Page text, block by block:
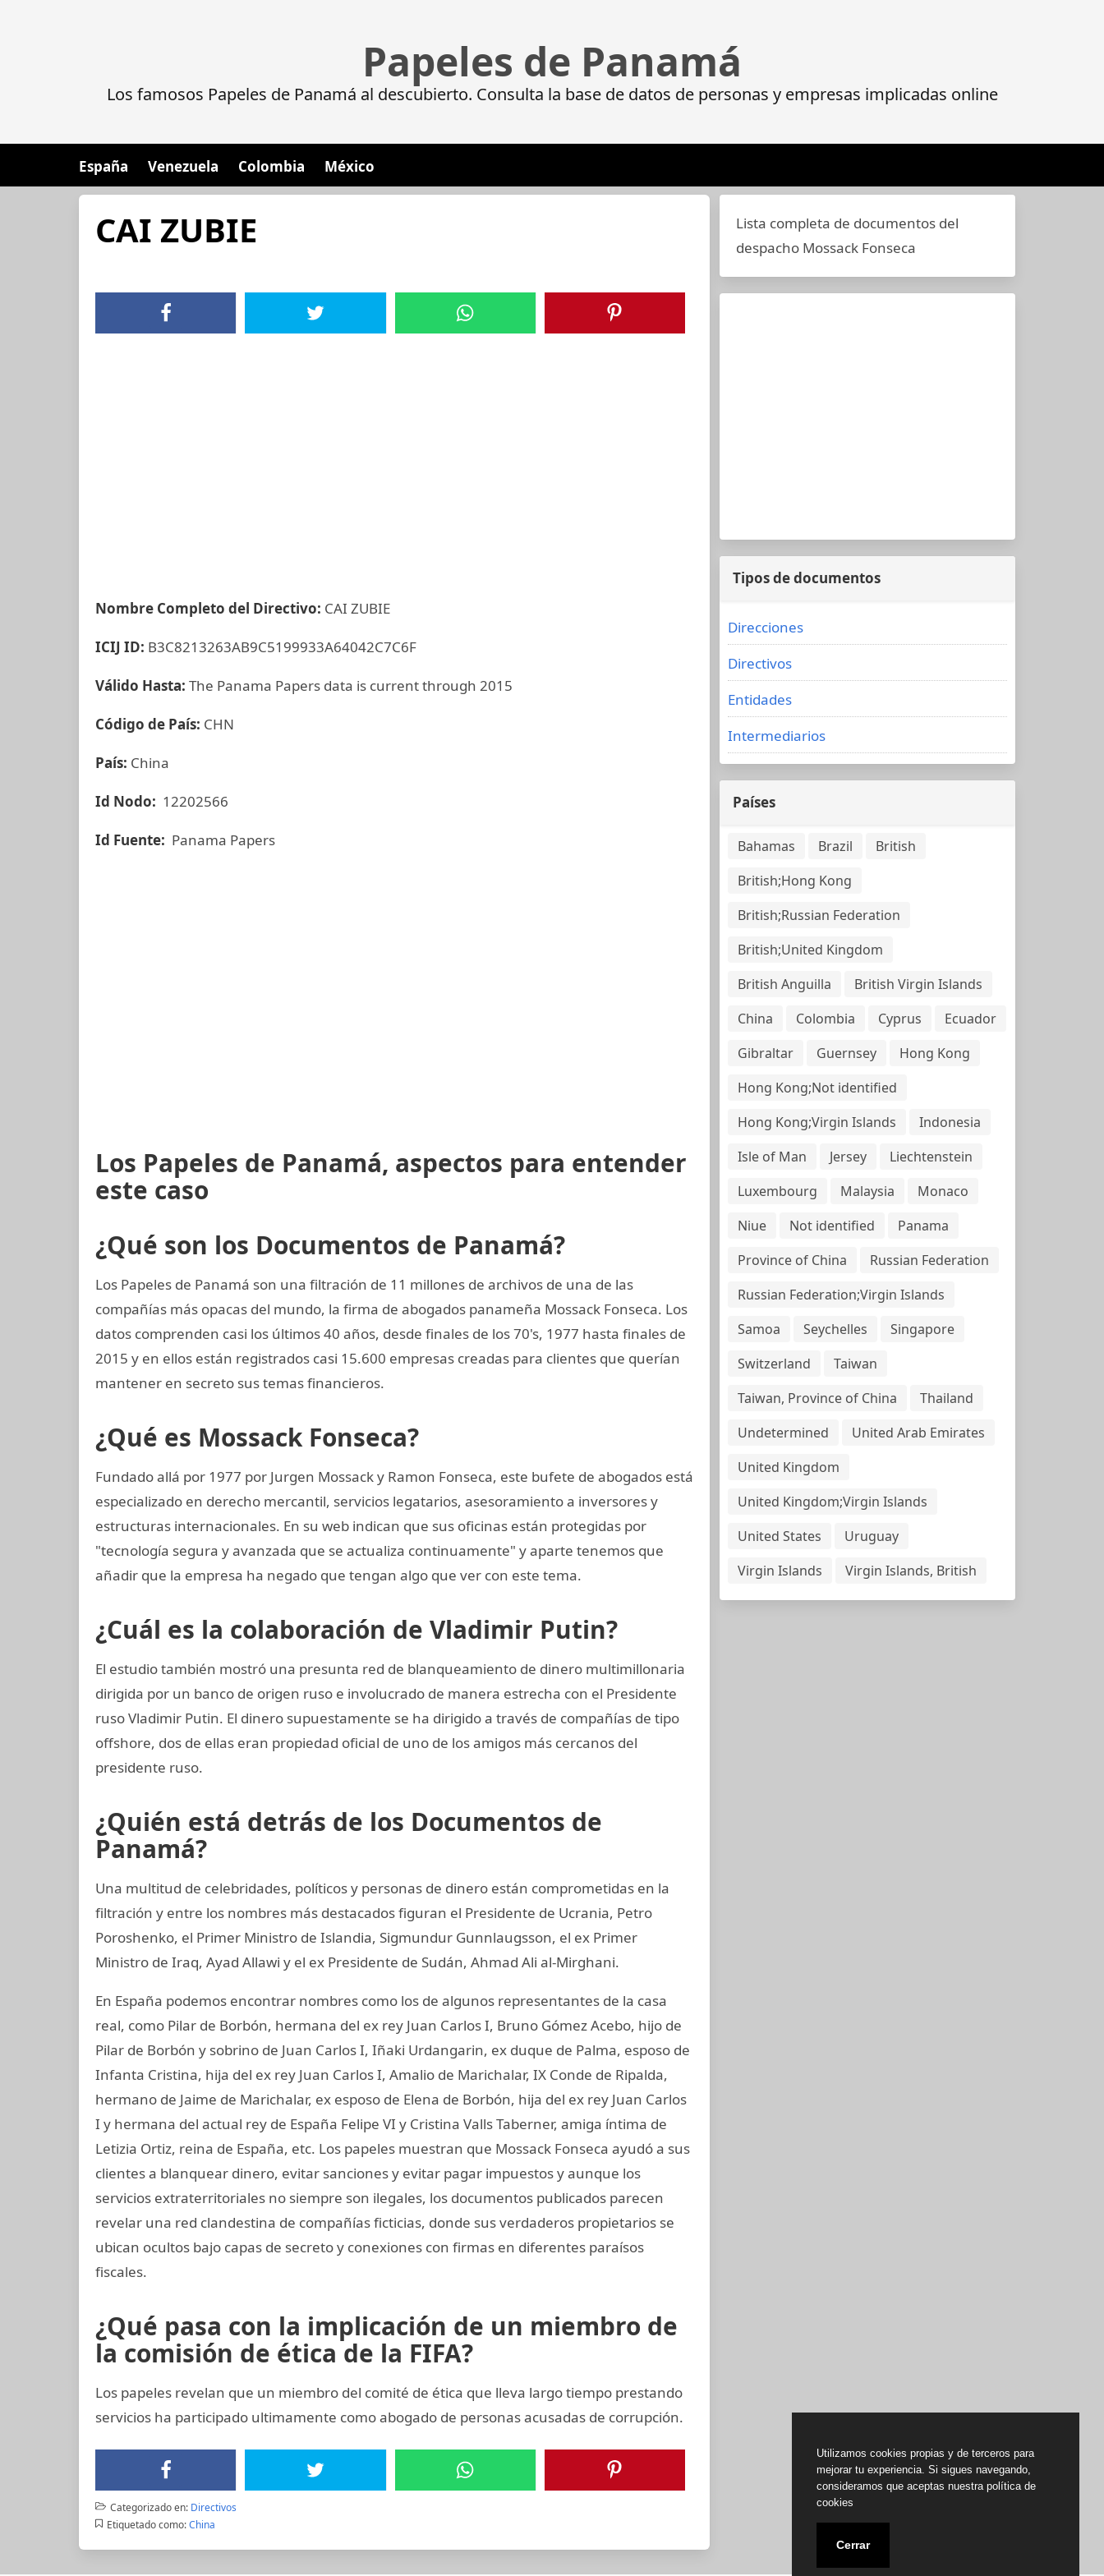
Papeles de Panamá
Los famosos Papeles de Panamá al descubierto. Consulta la base de datos de personas y empresas implicadas online
España Venezuela Colombia México
CAI ZUBIE
Nombre Completo del Directivo: CAI ZUBIE
ICIJ ID: B3C8213263AB9C5199933A64042C7C6F
Válido Hasta: The Panama Papers data is current through 2015
Código de País: CHN
País: China
Id Nodo: 12202566
Id Fuente: Panama Papers
Los Papeles de Panamá, aspectos para entender
este caso
¿Qué son los Documentos de Panamá?
Los Papeles de Panamá son una filtración de 11 millones de archivos de una de las
compañías más opacas del mundo, la firma de abogados panameña Mossack Fonseca. Los
datos comprenden casi los últimos 40 años, desde finales de los 70's, 1977 hasta finales de
2015 y en ellos están registrados casi 15.600 empresas creadas para clientes que querían
mantener en secreto sus temas financieros.
¿Qué es Mossack Fonseca?
Fundado allá por 1977 por Jurgen Mossack y Ramon Fonseca, este bufete de abogados está
especializado en derecho mercantil, servicios legatarios, asesoramiento a inversores y
estructuras internacionales. En su web indican que sus oficinas están protegidas por
"tecnología segura y avanzada que se actualiza continuamente" y aparte tenemos que
añadir que la empresa ha negado que tengan algo que ver con este tema.
¿Cuál es la colaboración de Vladimir Putin?
El estudio también mostró una presunta red de blanqueamiento de dinero multimillonaria
dirigida por un banco de origen ruso e involucrado de manera estrecha con el Presidente
ruso Vladimir Putin. El dinero supuestamente se ha dirigido a través de compañías de tipo
offshore, dos de ellas eran propiedad oficial de uno de los amigos más cercanos del
presidente ruso.
¿Quién está detrás de los Documentos de
Panamá?
Una multitud de celebridades, políticos y personas de dinero están comprometidas en la
filtración y entre los nombres más destacados figuran el Presidente de Ucrania, Petro
Poroshenko, el Primer Ministro de Islandia, Sigmundur Gunnlaugsson, el ex Primer
Ministro de Iraq, Ayad Allawi y el ex Presidente de Sudán, Ahmad Ali al-Mirghani.
En España podemos encontrar nombres como los de algunos representantes de la casa
real, como Pilar de Borbón, hermana del ex rey Juan Carlos I, Bruno Gómez Acebo, hijo de
Pilar de Borbón y sobrino de Juan Carlos I, Iñaki Urdangarin, ex duque de Palma, esposo de
Infanta Cristina, hija del ex rey Juan Carlos I, Amalio de Marichalar, IX Conde de Ripalda,
hermano de Jaime de Marichalar, ex esposo de Elena de Borbón, hija del ex rey Juan Carlos
I y hermana del actual rey de España Felipe VI y Cristina Valls Taberner, amiga íntima de
Letizia Ortiz, reina de España, etc. Los papeles muestran que Mossack Fonseca ayudó a sus
clientes a blanquear dinero, evitar sanciones y evitar pagar impuestos y aunque los
servicios extraterritoriales no siempre son ilegales, los documentos publicados parecen
revelar una red clandestina de compañías ficticias, donde sus verdaderos propietarios se
ubican ocultos bajo capas de secreto y conexiones con firmas en diferentes paraísos
fiscales.
¿Qué pasa con la implicación de un miembro de
la comisión de ética de la FIFA?
Los papeles revelan que un miembro del comité de ética que lleva largo tiempo prestando
servicios ha participado ultimamente como abogado de personas acusadas de corrupción.
Categorizado en: Directivos
Etiquetado como: China
Lista completa de documentos del
despacho Mossack Fonseca
Tipos de documentos
Direcciones
Directivos
Entidades
Intermediarios
Países
Bahamas Brazil
British
British;Hong Kong
British;Russian Federation
British;United Kingdom
British Anguilla
British Virgin Islands
China
Colombia Cyprus
Ecuador
Gibraltar
Guernsey
Hong Kong
Hong Kong;Not identified
Hong Kong;Virgin Islands
Indonesia
Isle of Man
Jersey
Liechtenstein
Luxembourg
Malaysia
Monaco
Niue
Not identified
Panama
Province of China
Russian Federation
Russian Federation;Virgin Islands
Samoa
Seychelles
Singapore
Switzerland
Taiwan
Taiwan, Province of China
Thailand
Undetermined
United Arab Emirates
United Kingdom
United Kingdom;Virgin Islands
United States
Uruguay
Virgin Islands
Virgin Islands, British
Utilizamos cookies propias y de terceros para
mejorar tu experiencia. Si sigues navegando,
consideramos que aceptas nuestra política de
cookies
Cerrar